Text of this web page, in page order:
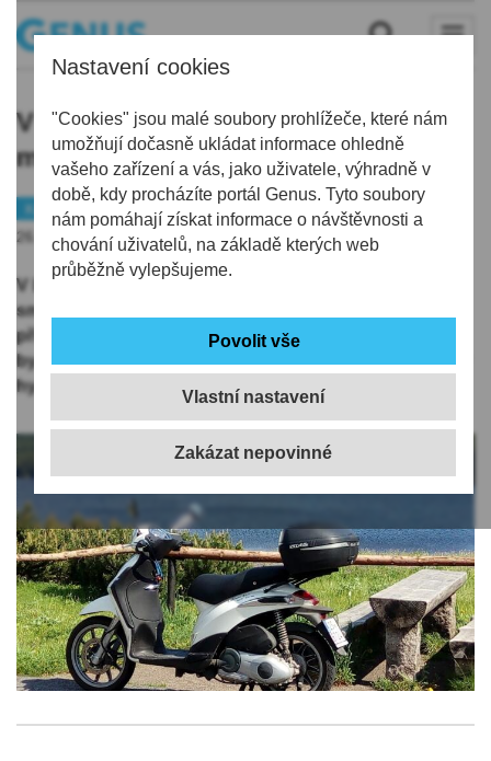
Nastavení cookies
"Cookies" jsou malé soubory prohlížeče, které nám
umožňují dočasně ukládat informace ohledně
vašeho zařízení a vás, jako uživatele, výhradně v
době, kdy procházíte portál Genus. Tyto soubory
nám pomáhají získat informace o návštěvnosti a
chování uživatelů, na základě kterých web
průběžně vylepšujeme.
Vlastní nastavení
V Libereckém kraji vyhlásili
meteorologové smogovou situaci
Kraj
Varování
26.06.2019 | 19:23
V Libereckém kraji vyhlásili vpodvečer meteorologové
smogovou situaci. Důvodem je vysoká koncentrace
přízemního ozonu v ovzduší. Zejména děti a starší lidé
by se měli vyhýbat zvýšené fyzické zátěži, uvedl Český
hydrometeorologický ústav (ČHMÚ).